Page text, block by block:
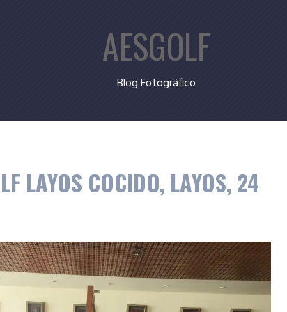
AESGOLF
Blog Fotográfico
LAYOS COCIDO, LAYOS, 24